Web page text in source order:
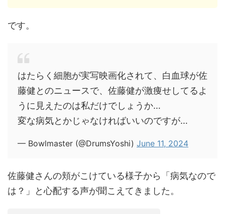
です。
はたらく細胞が実写映画化されて、白血球が佐
藤健とのニュースで、佐藤健が激痩せしてるよ
うに見えたのは私だけでしょうか…
変な病気とかじゃなければいいのですが…
— Bowlmaster (@DrumsYoshi) June 11, 2024
佐藤健さんの頬がこけている様子から「病気なので
は？」と心配する声が聞こえてきました。